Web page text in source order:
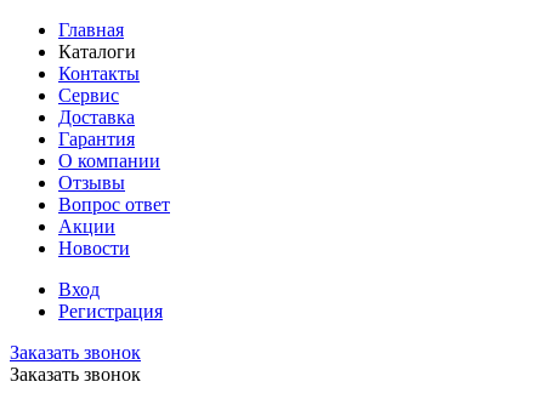
Главная
Каталоги
Контакты
Сервис
Доставка
Гарантия
О компании
Отзывы
Вопрос ответ
Акции
Новости
Вход
Регистрация
Заказать звонок
Заказать звонок